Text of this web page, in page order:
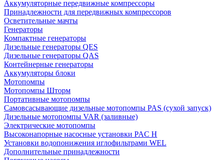
Аккумуляторные передвижные компрессоры
Принадлежности для передвижных компрессоров
Осветительные мачты
Генераторы
Компактные генераторы
Дизельные генераторы QES
Дизельные генераторы QAS
Контейнерные генераторы
Аккумуляторы блоки
Мотопомпы
Мотопомпы Шторм
Портативные мотопомпы
Самовсасывающие дизельные мотопомпы PAS (сухой запуск)
Дизельные мотопомпы VAR (заливные)
Электрические мотопомпы
Высоконапорные насосные установки PAC H
Установки водопонижения иглофильтрами WEL
Дополнительные принадлежности